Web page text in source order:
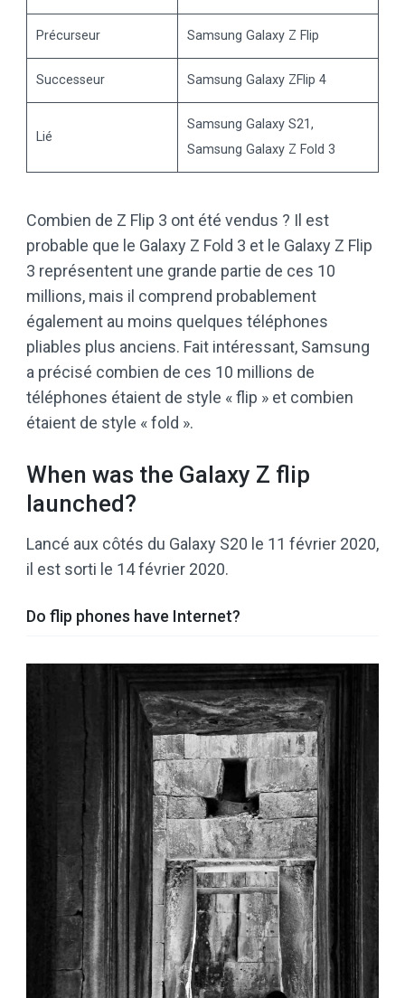
Précurseur Samsung Galaxy Z Flip
Successeur Samsung Galaxy ZFlip 4
Lié
Samsung Galaxy S21,
Samsung Galaxy Z Fold 3
Combien de Z Flip 3 ont été vendus ? Il est
probable que le Galaxy Z Fold 3 et le Galaxy Z Flip
3 représentent une grande partie de ces 10
millions, mais il comprend probablement
également au moins quelques téléphones
pliables plus anciens. Fait intéressant, Samsung
a précisé combien de ces 10 millions de
téléphones étaient de style « flip » et combien
étaient de style « fold ».
When was the Galaxy Z flip
launched?
Lancé aux côtés du Galaxy S20 le 11 février 2020,
il est sorti le 14 février 2020.
Do flip phones have Internet?